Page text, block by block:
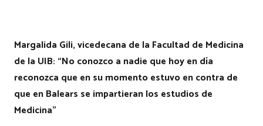
Margalida Gili, vicedecana de la Facultad de Medicina
de la UIB: “No conozco a nadie que hoy en día
reconozca que en su momento estuvo en contra de
que en Balears se impartieran los estudios de
Medicina”